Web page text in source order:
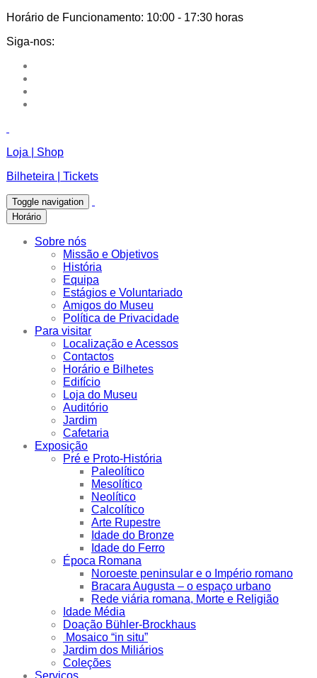
Horário de Funcionamento: 10:00 - 17:30 horas
Siga-nos:
Loja | Shop
Bilheteira | Tickets
Toggle navigation
Horário
Sobre nós
Missão e Objetivos
História
Equipa
Estágios e Voluntariado
Amigos do Museu
Política de Privacidade
Para visitar
Localização e Acessos
Contactos
Horário e Bilhetes
Edifício
Loja do Museu
Auditório
Jardim
Cafetaria
Exposição
Pré e Proto-História
Paleolítico
Mesolítico
Neolítico
Calcolítico
Arte Rupestre
Idade do Bronze
Idade do Ferro
Época Romana
Noroeste peninsular e o Império romano
Bracara Augusta – o espaço urbano
Rede viária romana, Morte e Religião
Idade Média
Doação Bühler-Brockhaus
Mosaico “in situ”
Jardim dos Miliários
Coleções
Serviços